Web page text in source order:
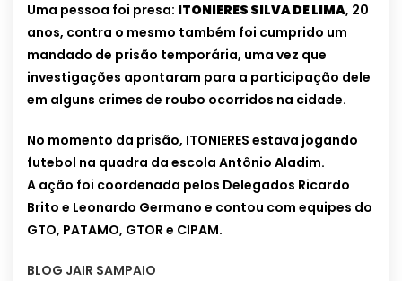
Uma pessoa foi presa: ITONIERES SILVA DE LIMA, 20
anos, contra o mesmo também foi cumprido um
mandado de prisão temporária, uma vez que
investigações apontaram para a participação dele
em alguns crimes de roubo ocorridos na cidade.
No momento da prisão, ITONIERES estava jogando
futebol na quadra da escola Antônio Aladim.
A ação foi coordenada pelos Delegados Ricardo
Brito e Leonardo Germano e contou com equipes do
GTO, PATAMO, GTOR e CIPAM.
BLOG JAIR SAMPAIO